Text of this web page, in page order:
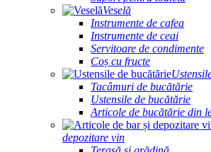
Veselă
Instrumente de cafea
Instrumente de ceai
Servitoare de condimente
Coș cu fructe
Tacâmuri de bucătărie
Ustensile de bucătărie
Articole de bucătărie din
depozitare vin